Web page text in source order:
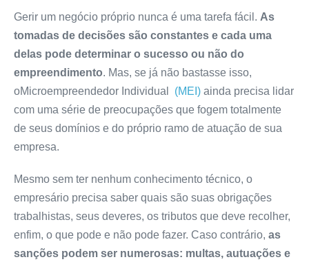
Gerir um negócio próprio nunca é uma tarefa fácil. As
tomadas de decisões são constantes e cada uma
delas pode determinar o sucesso ou não do
empreendimento. Mas, se já não bastasse isso,
oMicroempreendedor Individual (MEI) ainda precisa lidar
com uma série de preocupações que fogem totalmente
de seus domínios e do próprio ramo de atuação de sua
empresa.
Mesmo sem ter nenhum conhecimento técnico, o
empresário precisa saber quais são suas obrigações
trabalhistas, seus deveres, os tributos que deve recolher,
enfim, o que pode e não pode fazer. Caso contrário, as
sanções podem ser numerosas: multas, autuações e